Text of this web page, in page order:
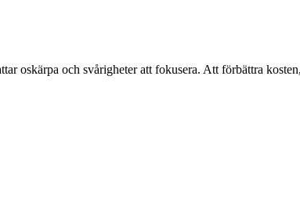
oskärpa och svårigheter att fokusera. Att förbättra